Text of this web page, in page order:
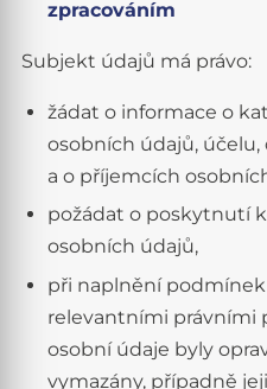
zpracováním
Subjekt údajů má právo:
žádat o informace o
osobních údajů, účelu,
a o příjemcích
požádat o poskytnutí
osobních údajů,
při naplnění
relevantními právními
osobní údaje byly
vymazány, případně